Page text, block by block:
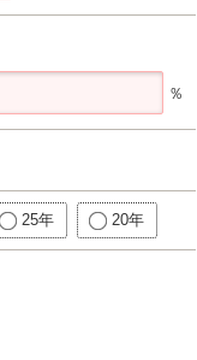
％
25年 20年